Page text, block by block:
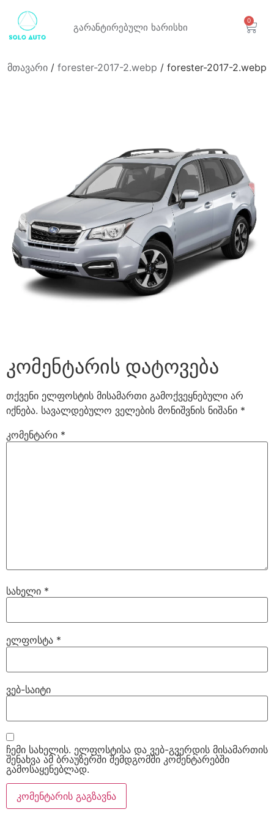
გარანტირებული ხარისხი
0
მთავარი / forester-2017-2.webp / forester-2017-2.webp
კომენტარის დატოვება
თქვენი ელფოსტის მისამართი გამოქვეყნებული არ
იქნება. სავალდებულო ველების მონიშვნის ნიშანი *
კომენტარი *
სახელი *
ელფოსტა *
ვებ-საიტი
ჩემი სახელის. ელფოსტისა და ვებ-გვერდის მისამართის
შენახვა ამ ბრაუზერში შემდგომში კომენტარებში
გამოსაყენებლად.